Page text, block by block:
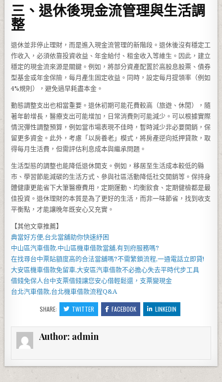
三、退休後現金流管理與生活調
整
退休並非停止理財，而是進入現金流管理的新階段。退休後沒有穩定工
作收入，必須依靠投資收益、年金給付、租金收入等維生。因此，建立
穩定的現金流來源是關鍵。例如，將部分資產配置於高股息股票、債券
型基金或年金保險，每月產生固定收益。同時，設定每月提領率（例如
4%規則），避免過早耗盡本金。
動態調整支出也相當重要。退休初期可能花費較高（旅遊、休閒），隨
著年齡增長，醫療支出可能增加，日常消費則可能減少。可以根據實際
情況彈性調整預算，例如當市場表現不佳時，暫時減少非必要開銷，保
留更多資金。此外，考慮「以房養老」模式，將房產逆向抵押貸款，取
得每月生活費，但需評估利息成本與繼承問題。
生活型態的調整也能降低退休開支。例如，移居至生活成本較低的縣
市、學習節能減碳的生活方式、參與社區活動降低社交開銷等。保持身
體健康更能省下大筆醫療費用，定期運動、均衡飲食、定期健檢都是最
佳投資。退休理財的本質是為了更好的生活，而非一味節省，找到收支
平衡點，才能讓晚年既安心又充實。
【其他文章推薦】
典當好方便,台北當舖助你快速紓困
中山區汽車借款.中山區機車借款當舖,有到府服務嗎?
在找尋台中票貼額度高的合法當舖嗎?不需繁鎖流程,一通電話立即貸!
大安區機車借款免留車,大安區汽車借款不必擔心失去平時代步工具
借錢免保人 台中支票借錢讓您安心借輕鬆還，支票變現金
台北汽車借款,台北機車借款流程Q&A
SHARE: TWITTER FACEBOOK LINKEDIN
Author: admin